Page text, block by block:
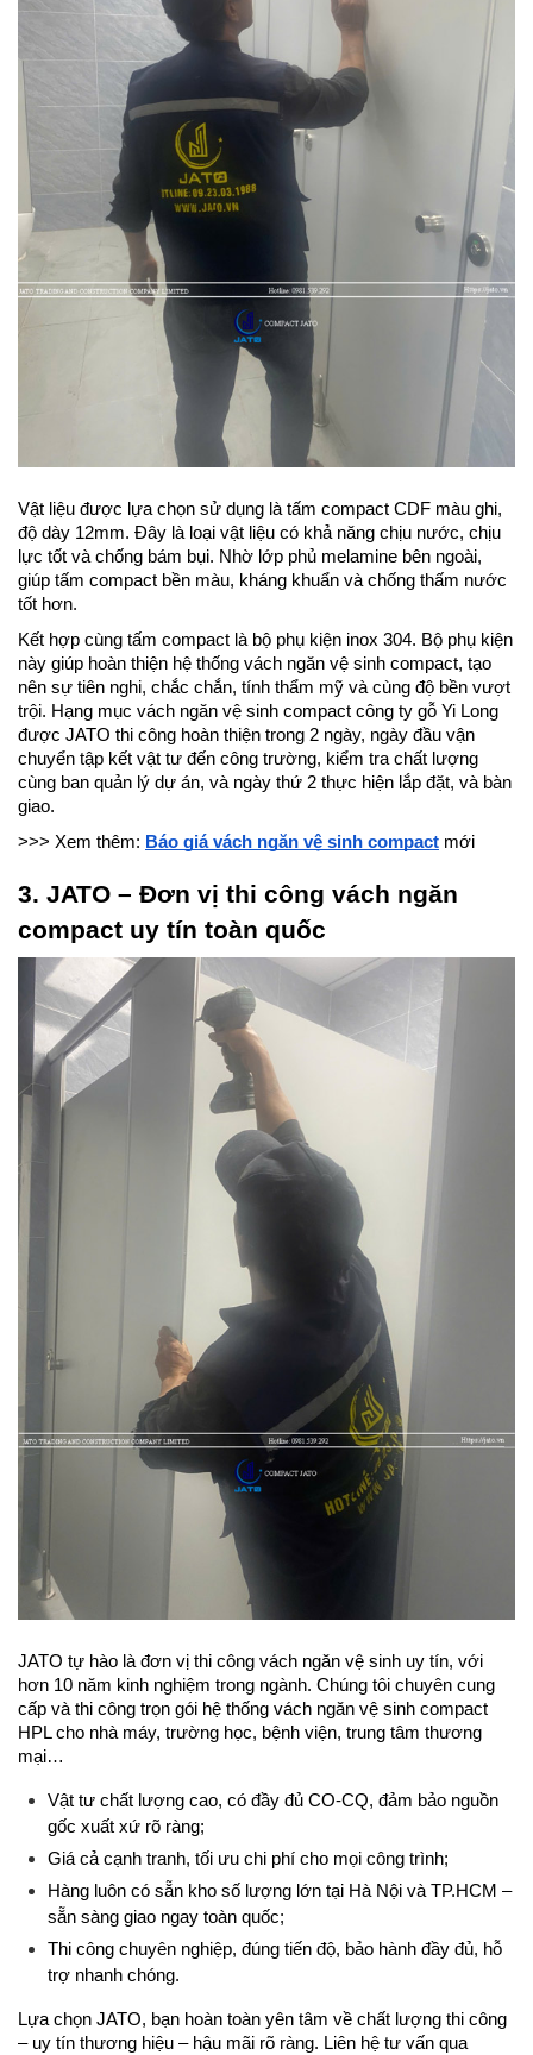
Vật liệu được lựa chọn sử dụng là tấm compact CDF màu ghi,
độ dày 12mm. Đây là loại vật liệu có khả năng chịu nước, chịu
lực tốt và chống bám bụi. Nhờ lớp phủ melamine bên ngoài,
giúp tấm compact bền màu, kháng khuẩn và chống thấm nước
tốt hơn.
Kết hợp cùng tấm compact là bộ phụ kiện inox 304. Bộ phụ kiện
này giúp hoàn thiện hệ thống vách ngăn vệ sinh compact, tạo
nên sự tiên nghi, chắc chắn, tính thẩm mỹ và cùng độ bền vượt
trội. Hạng mục vách ngăn vệ sinh compact công ty gỗ Yi Long
được JATO thi công hoàn thiện trong 2 ngày, ngày đầu vận
chuyển tập kết vật tư đến công trường, kiểm tra chất lượng
cùng ban quản lý dự án, và ngày thứ 2 thực hiện lắp đặt, và bàn
giao.
>>> Xem thêm: Báo giá vách ngăn vệ sinh compact mới
3. JATO – Đơn vị thi công vách ngăn
compact uy tín toàn quốc
JATO tự hào là đơn vị thi công vách ngăn vệ sinh uy tín, với
hơn 10 năm kinh nghiệm trong ngành. Chúng tôi chuyên cung
cấp và thi công trọn gói hệ thống vách ngăn vệ sinh compact
HPL cho nhà máy, trường học, bệnh viện, trung tâm thương
mại…
Vật tư chất lượng cao, có đầy đủ CO-CQ, đảm bảo nguồn
gốc xuất xứ rõ ràng;
Giá cả cạnh tranh, tối ưu chi phí cho mọi công trình;
Hàng luôn có sẵn kho số lượng lớn tại Hà Nội và TP.HCM –
sẵn sàng giao ngay toàn quốc;
Thi công chuyên nghiệp, đúng tiến độ, bảo hành đầy đủ, hỗ
trợ nhanh chóng.
Lựa chọn JATO, bạn hoàn toàn yên tâm về chất lượng thi công
– uy tín thương hiệu – hậu mãi rõ ràng. Liên hệ tư vấn qua